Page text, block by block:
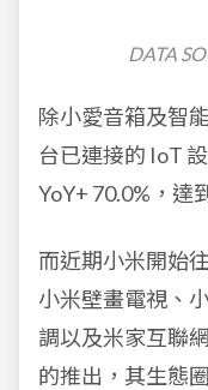
DATA
除小愛音箱及智
台已連接的 IoT
YoY+ 70.0%，達
而近期小米開始
小米壁畫電視、
調以及米家互聯
的推出，其生態